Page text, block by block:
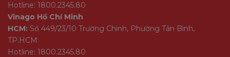
Hotline: 1800.2345.80
Vinago Hồ Chí Minh
HCM: Số 449/23/10 Trường Chinh, Phường Tân Bình,
TP.HCM
Hotline: 1800.2345.80